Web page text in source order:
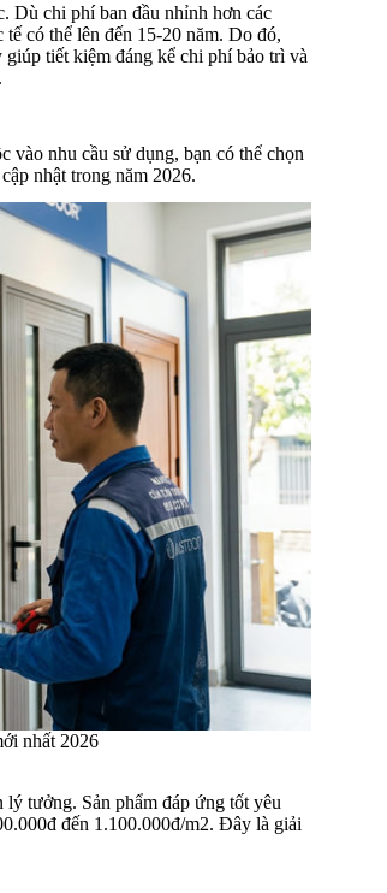
Dù chi phí ban đầu nhỉnh hơn các
có thể lên đến 15-20 năm. Do đó,
tiết kiệm đáng kể chi phí bảo trì và
vào nhu cầu sử dụng, bạn có thể chọn
nhật trong năm 2026.
nhất 2026
tưởng. Sản phẩm đáp ứng tốt yêu
đến 1.100.000đ/m2. Đây là giải